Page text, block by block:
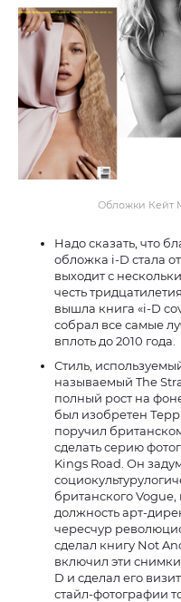
Обложки Кейт
Надо сказать, что
обложка i-D стала отдельным медиа. Каждый номер
выходит с несколькими
честь тридцатилетия
вышла книга «i-D
собрал все самые лучшие обложки с даты основания
вплоть до 2010 года.
Стиль, используемый в стрит-стайл фотографиях,
называемый The
полный рост на
был изобретен Терри Джонсом. В 1977 году он
поручил британскому
сделать серию
Kings Road. Он задумал это как
британского
должность арт-директора. Но
чересчур
сделал книгу Not Another Punk Book, в которую
включил эти снимки, а стиль
D и сделал его
стайл-фотографии